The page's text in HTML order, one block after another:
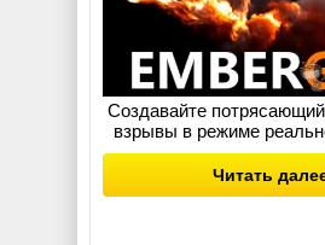
Создавайте
взрывы в режиме
Читать